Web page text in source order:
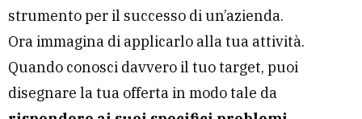
strumento per il successo di un’azienda.
Ora immagina di applicarlo alla tua attività.
Quando conosci davvero il tuo target, puoi
disegnare la tua offerta in modo tale da